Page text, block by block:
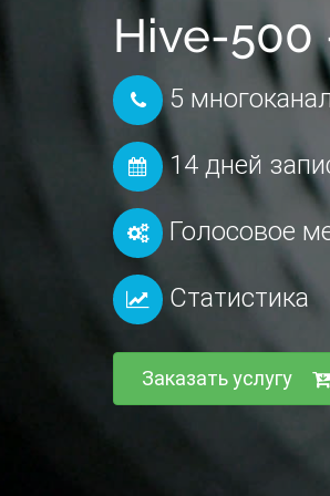
5
14 дней
Голосовое
Статистика
Заказать услугу